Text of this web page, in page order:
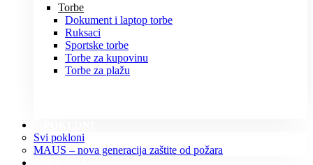
Torbe
Dokument i laptop torbe
Ruksaci
Sportske torbe
Torbe za kupovinu
Torbe za plažu
Svi pokloni
MAUS – nova generacija zaštite od požara